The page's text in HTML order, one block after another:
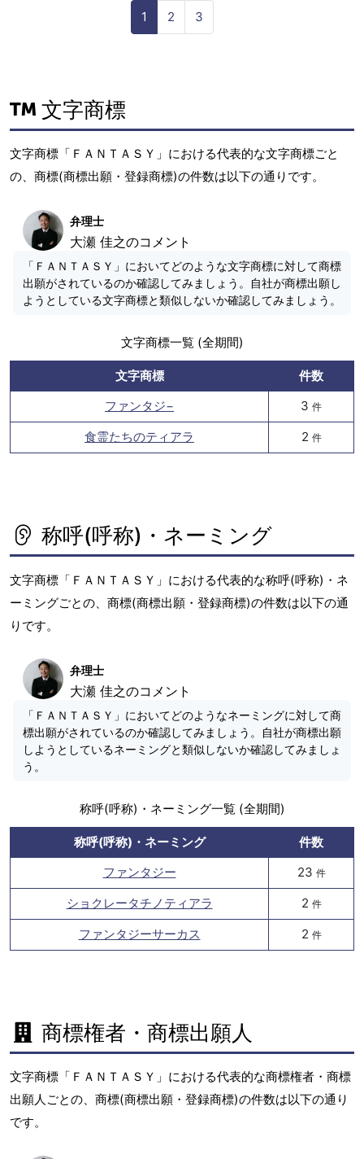
1 2 3
文字商標
文字商標「ＦＡＮＴＡＳＹ」における代表的な文字商標ごと
の、商標(商標出願・登録商標)の件数は以下の通りです。
弁理士
大瀬 佳之のコメント
「ＦＡＮＴＡＳＹ」においてどのような文字商標に対して商標
出願がされているのか確認してみましょう。自社が商標出願し
ようとしている文字商標と類似しないか確認してみましょう。
文字商標一覧 (全期間)
文字商標
件数
ファンタジ−
3 件
食霊たちのティアラ 2 件
称呼(呼称)・ネーミング
文字商標「ＦＡＮＴＡＳＹ」における代表的な称呼(呼称)・ネ
ーミングごとの、商標(商標出願・登録商標)の件数は以下の通
りです。
弁理士
大瀬 佳之のコメント
「ＦＡＮＴＡＳＹ」においてどのようなネーミングに対して商
標出願がされているのか確認してみましょう。自社が商標出願
しようとしているネーミングと類似しないか確認してみましょ
う。
称呼(呼称)・ネーミング一覧 (全期間)
称呼(呼称)・ネーミング
件数
ファンタジー
23 件
ショクレータチノティアラ 2 件
ファンタジーサーカス 2 件
商標権者・商標出願人
文字商標「ＦＡＮＴＡＳＹ」における代表的な商標権者・商標
出願人ごとの、商標(商標出願・登録商標)の件数は以下の通り
です。